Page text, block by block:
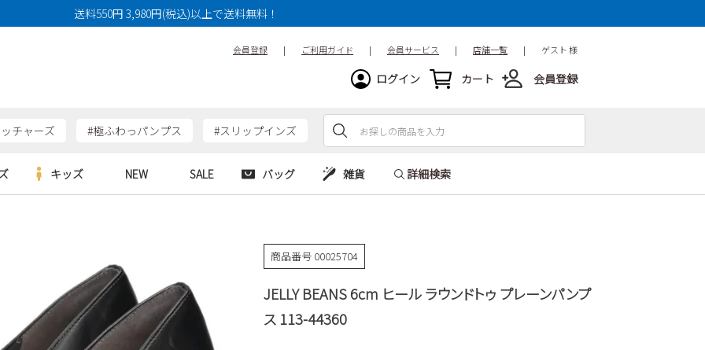
送料550円 3,980円(税込)以上で送料無料！
会員登録 | ご利用ガイド | 会員サービス | 店舗一覧 | ゲスト 様
ログイン カート 会員登録
チャーズ #極ふわっパンプス #スリップインズ
new balance
puma
ワークシューズ
ウェア
EDWIN
new balance
キッズ NEW SALE バッグ 雑貨 詳細検索
商品番号 00025704
JELLY BEANS 6cm ヒール ラウンドトゥ プレーンパンプ
ス 113-44360